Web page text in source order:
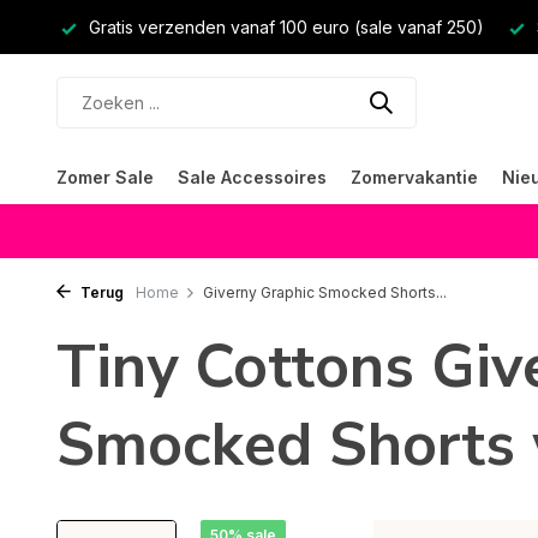
Gratis verzenden vanaf 100 euro (sale vanaf 250)
Zomer Sale Sale Accessoires Zomervakantie
Terug Home Giverny Graphic Smocked Shorts...
Tiny Cottons
Smocked